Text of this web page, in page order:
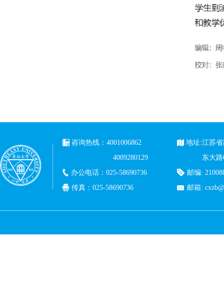
咨询热线：4001006862
4009280129
办公电话：025-58690736
传真：025-58690736
地址:江苏
东大
邮编:
邮箱: